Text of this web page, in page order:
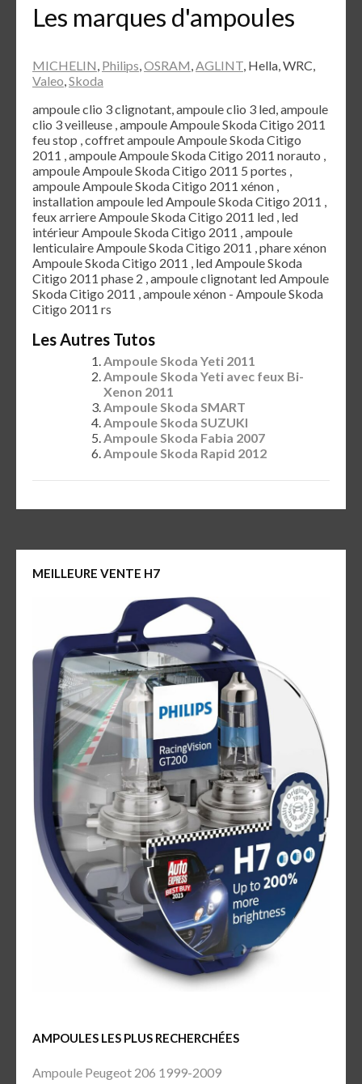
Les marques d'ampoules
MICHELIN, Philips,OSRAM,AGLINT, Hella, WRC,
Valeo,Skoda
ampoule clio 3 clignotant, ampoule clio 3 led, ampoule
clio 3 veilleuse , ampoule Ampoule Skoda Citigo 2011
feu stop , coffret ampoule Ampoule Skoda Citigo
2011 , ampoule Ampoule Skoda Citigo 2011 norauto ,
ampoule Ampoule Skoda Citigo 2011 5 portes ,
ampoule Ampoule Skoda Citigo 2011 xénon ,
installation ampoule led Ampoule Skoda Citigo 2011 ,
feux arriere Ampoule Skoda Citigo 2011 led , led
intérieur Ampoule Skoda Citigo 2011 , ampoule
lenticulaire Ampoule Skoda Citigo 2011 , phare xénon
Ampoule Skoda Citigo 2011 , led Ampoule Skoda
Citigo 2011 phase 2 , ampoule clignotant led Ampoule
Skoda Citigo 2011 , ampoule xénon - Ampoule Skoda
Citigo 2011 rs
Les Autres Tutos
Ampoule Skoda Yeti 2011
Ampoule Skoda Yeti avec feux Bi-
Xenon 2011
Ampoule Skoda SMART
Ampoule Skoda SUZUKI
Ampoule Skoda Fabia 2007
Ampoule Skoda Rapid 2012
MEILLEURE VENTE H7
AMPOULES LES PLUS RECHERCHÉES
Ampoule Peugeot 206 1999-2009